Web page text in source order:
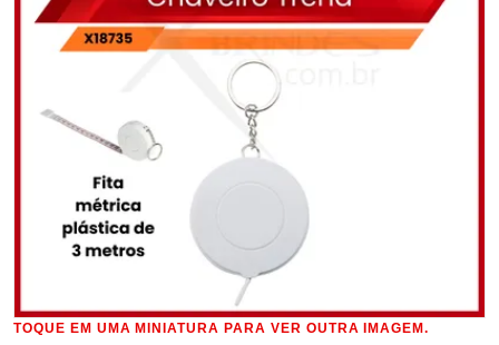
TOQUE EM UMA MINIATURA PARA VER OUTRA IMAGEM.